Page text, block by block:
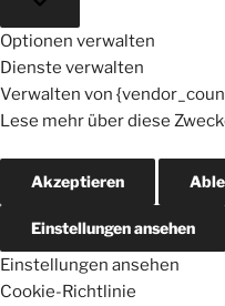
Optionen verwalten
Dienste verwalten
Verwalten von
Lese mehr über diese
Akzeptieren
Einstellungen ansehen
Einstellungen ansehen
Cookie-Richtlinie